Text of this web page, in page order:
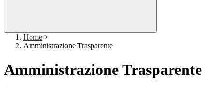
Home >
Amministrazione Trasparente
Amministrazione Trasparente